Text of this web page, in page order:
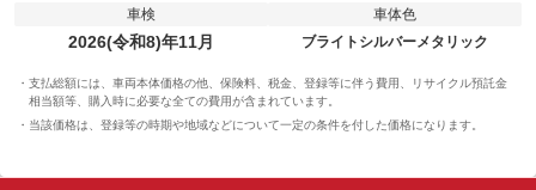
車検
2026(令和8)年11月
車体色
ブライトシルバーメタリック
支払総額には、車両本体価格の他、保険料、税金、登録等に伴う費用、リサイクル預託金
相当額等、購入時に必要な全ての費用が含まれています。
当該価格は、登録等の時期や地域などについて一定の条件を付した価格になります。